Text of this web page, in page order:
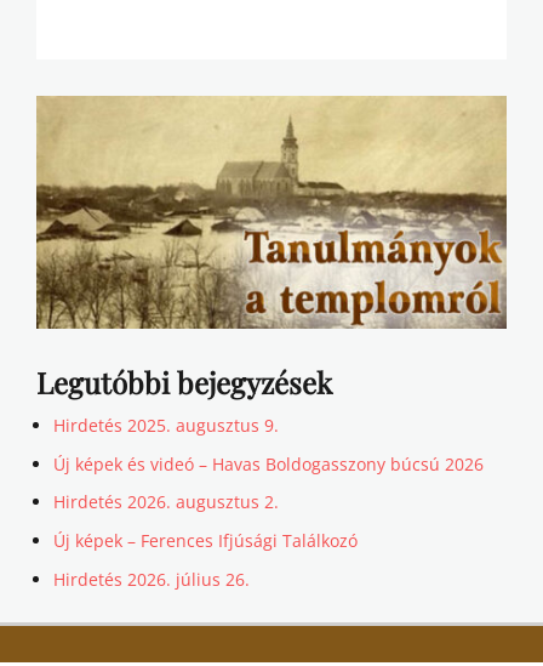
Legutóbbi bejegyzések
Hirdetés 2025. augusztus 9.
Új képek és videó – Havas Boldogasszony búcsú 2026
Hirdetés 2026. augusztus 2.
Új képek – Ferences Ifjúsági Találkozó
Hirdetés 2026. július 26.